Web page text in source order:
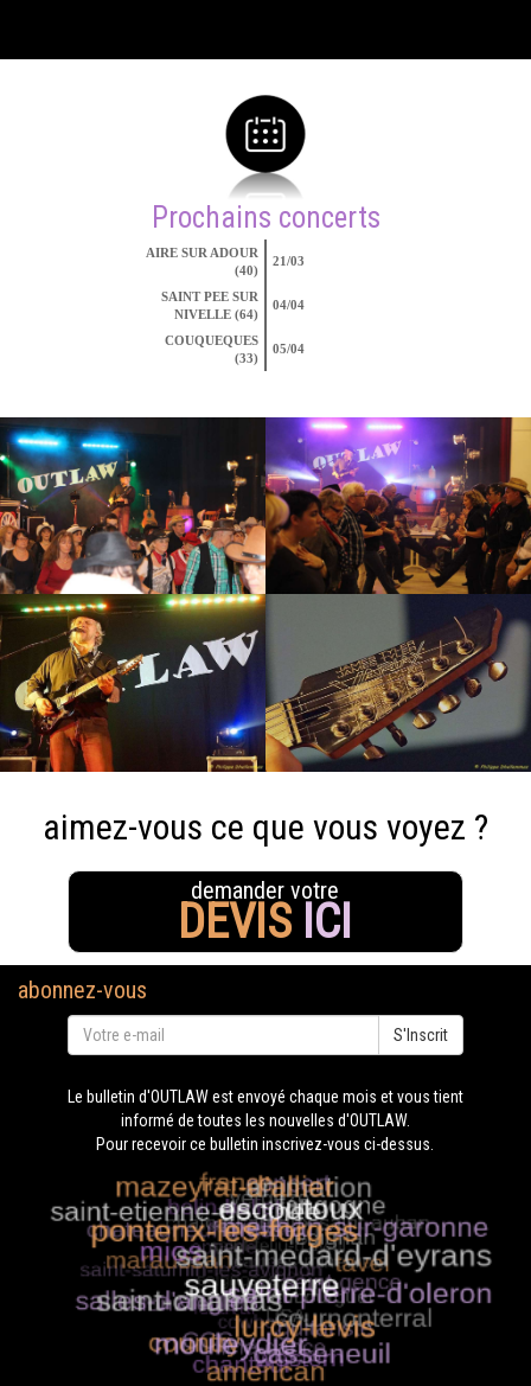
Prochains concerts
AIRE SUR ADOUR
(40)
21/03
SAINT PEE SUR
NIVELLE (64)
04/04
COUQUEQUES
(33)
05/04
aimez-vous ce que vous voyez ?
demander votre
DEVIS ICI
abonnez-vous
S'Inscrit
Le bulletin d'OUTLAW est envoyé chaque mois et vous tient
informé de toutes les nouvelles d'OUTLAW.
Pour recevoir ce bulletin inscrivez-vous ci-dessus.